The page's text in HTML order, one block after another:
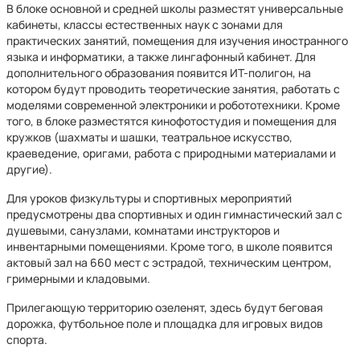
В блоке основной и средней школы разместят универсальные
кабинеты, классы естественных наук с зонами для
практических занятий, помещения для изучения иностранного
языка и информатики, а также лингафонный кабинет. Для
дополнительного образования появится ИТ-полигон, на
котором будут проводить теоретические занятия, работать с
моделями современной электроники и робототехники. Кроме
того, в блоке разместятся кинофотостудия и помещения для
кружков (шахматы и шашки, театральное искусство,
краеведение, оригами, работа с природными материалами и
другие).
Для уроков физкультуры и спортивных мероприятий
предусмотрены два спортивных и один гимнастический зал с
душевыми, санузлами, комнатами инструкторов и
инвентарными помещениями. Кроме того, в школе появится
актовый зал на 660 мест с эстрадой, техническим центром,
гримерными и кладовыми.
Прилегающую территорию озеленят, здесь будут беговая
дорожка, футбольное поле и площадка для игровых видов
спорта.